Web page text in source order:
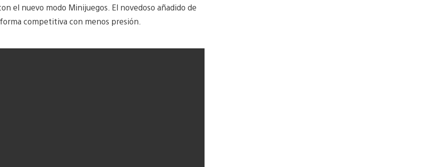
el nuevo modo Minijuegos. El novedoso añadido de
competitiva con menos presión.